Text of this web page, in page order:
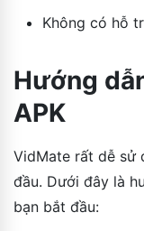
Không có hỗ
Hướng
APK
VidMate rất dễ sử
đầu. Dưới đây là
bạn bắt đầu: